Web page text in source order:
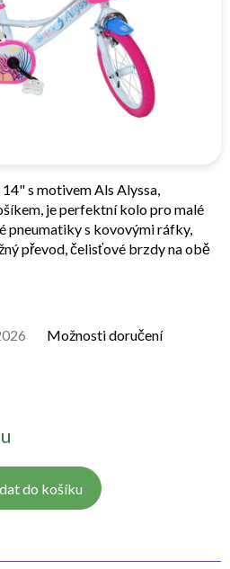
Možnosti doručení
do košíku
s motivem Als Alyssa,
je perfektní kolo pro malé
pneumatiky s kovovými ráfky,
převod, čelisťové brzdy na obě